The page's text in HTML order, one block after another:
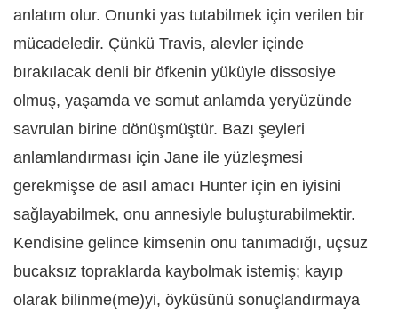
anlatım olur. Onunki yas tutabilmek için verilen bir
mücadeledir. Çünkü Travis, alevler içinde
bırakılacak denli bir öfkenin yüküyle dissosiye
olmuş, yaşamda ve somut anlamda yeryüzünde
savrulan birine dönüşmüştür. Bazı şeyleri
anlamlandırması için Jane ile yüzleşmesi
gerekmişse de asıl amacı Hunter için en iyisini
sağlayabilmek, onu annesiyle buluşturabilmektir.
Kendisine gelince kimsenin onu tanımadığı, uçsuz
bucaksız topraklarda kaybolmak istemiş; kayıp
olarak bilinme(me)yi, öyküsünü sonuçlandırmaya